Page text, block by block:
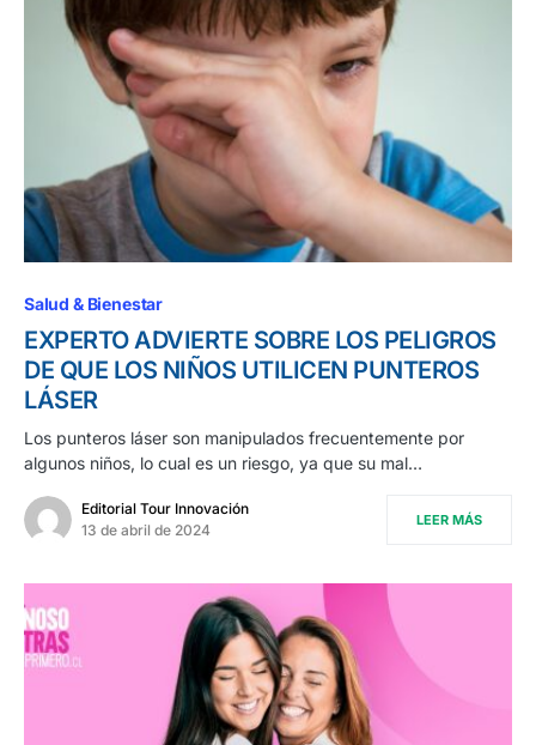
Salud & Bienestar
EXPERTO ADVIERTE SOBRE LOS PELIGROS
DE QUE LOS NIÑOS UTILICEN PUNTEROS
LÁSER
Los punteros láser son manipulados frecuentemente por
algunos niños, lo cual es un riesgo, ya que su mal…
Editorial Tour Innovación
13 de abril de 2024
LEER MÁS